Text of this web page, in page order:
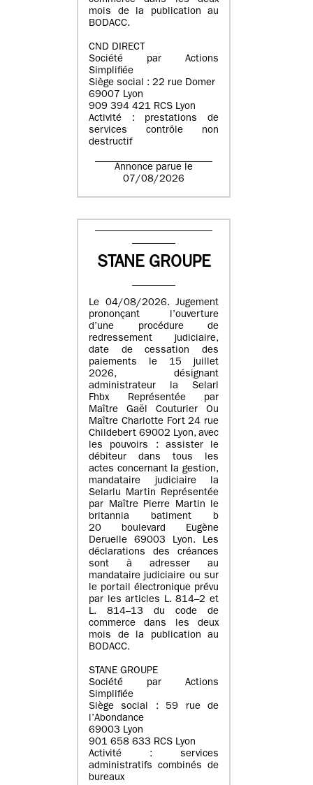
mois de la publication au
BODACC.
CND DIRECT
Société par Actions
Simplifiée
Siège social : 22 rue Domer
69007 Lyon
909 394 421 RCS Lyon
Activité : prestations de
services contrôle non
destructif
Annonce parue le
07/08/2026
STANE GROUPE
Le 04/08/2026. Jugement
prononçant l’ouverture
d’une procédure de
redressement judiciaire,
date de cessation des
paiements le 15 juillet
2026, désignant
administrateur la Selarl
Fhbx Représentée par
Maître Gaël Couturier Ou
Maître Charlotte Fort 24 rue
Childebert 69002 Lyon, avec
les pouvoirs : assister le
débiteur dans tous les
actes concernant la gestion,
mandataire judiciaire la
Selarlu Martin Représentée
par Maître Pierre Martin le
britannia batiment b
20 boulevard Eugène
Deruelle 69003 Lyon. Les
déclarations des créances
sont à adresser au
mandataire judiciaire ou sur
le portail électronique prévu
par les articles L. 814–2 et
L. 814–13 du code de
commerce dans les deux
mois de la publication au
BODACC.
STANE GROUPE
Société par Actions
Simplifiée
Siège social : 59 rue de
l’Abondance
69003 Lyon
901 658 633 RCS Lyon
Activité : services
administratifs combinés de
bureaux